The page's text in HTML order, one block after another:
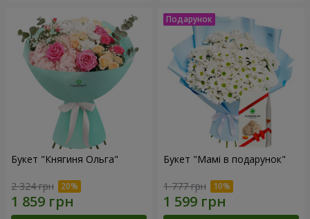
Букет "Княгиня Ольга"
2 324 грн
Букет "Мамі в подарунок"
1 777 грн